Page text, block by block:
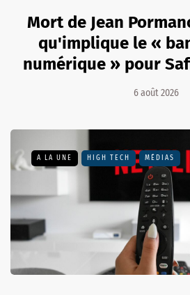
Mort de Jean
qu'implique le «
numérique » pour
6 août 2026
A LA UNE HIGH TECH MÉDIAS